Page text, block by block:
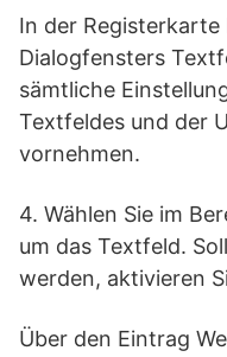
In der Registerkarte
Dialogfensters
sämtliche
Textfeldes und der
vornehmen.
4. Wählen Sie im
um das Textfeld.
werden, aktivieren
Über den Eintrag